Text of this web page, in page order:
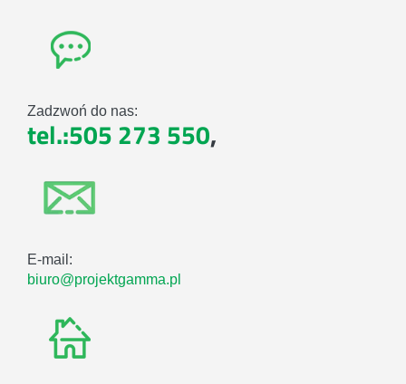
Zadzwoń do nas:
tel.:505 273 550,
E-mail:
biuro@projektgamma.pl